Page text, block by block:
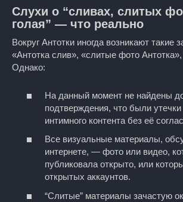
Слухи о “сливах, слитых
голая” — что реально
Вокруг Антотки иногда возникают такие
«Антотка слив», «слитые фото Антотка»,
Однако:
На данный момент не найдены
подтверждения, что были утечки
интимного контента без её
Все визуальные материалы,
интернете, — фото или видео,
публиковала открыто, или
открытых аккаунтов.
“Слитые” материалы зачастую